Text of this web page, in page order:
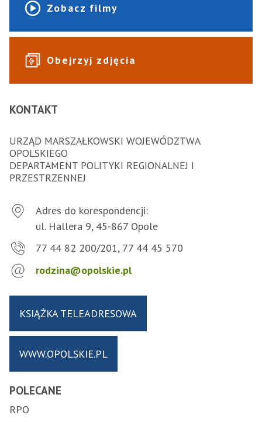
Zobacz filmy
Obejrzyj zdjęcia
KONTAKT
URZĄD MARSZAŁKOWSKI WOJEWÓDZTWA
OPOLSKIEGO
DEPARTAMENT POLITYKI REGIONALNEJ I
PRZESTRZENNEJ
Adres do korespondencji:
ul. Hallera 9, 45-867 Opole
77 44 82 200/201, 77 44 45 570
rodzina@opolskie.pl
KSIĄŻKA TELEADRESOWA
WWW.OPOLSKIE.PL
POLECANE
RPO